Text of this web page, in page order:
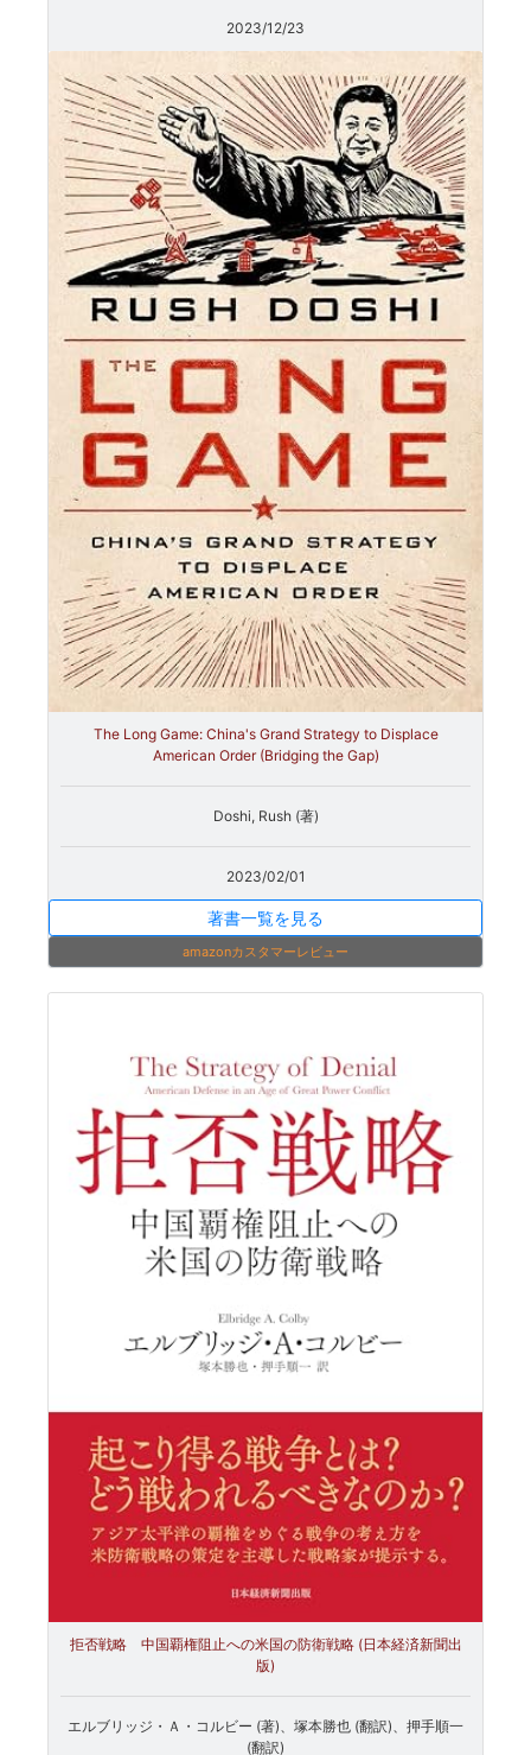
2023/12/23
The Long Game: China's Grand Strategy to Displace
American Order (Bridging the Gap)
Doshi, Rush (著)
2023/02/01
著書一覧を見る
amazonカスタマーレビュー
拒否戦略 中国覇権阻止への米国の防衛戦略 (日本経済新聞出
版)
エルブリッジ・Ａ・コルビー (著)、塚本勝也 (翻訳)、押手順一
(翻訳)